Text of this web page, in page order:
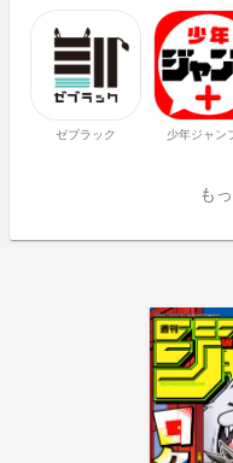
ゼブラック 少年ジャン